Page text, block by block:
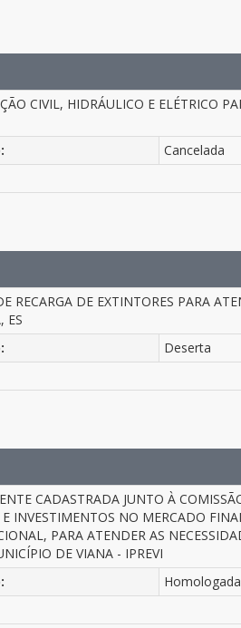
CIVIL, HIDRÁULICO E ELÉTRICO
Cancelada
RECARGA DE EXTINTORES PARA
ES
Deserta
CADASTRADA JUNTO À
INVESTIMENTOS NO MERCADO
PARA ATENDER AS
DE VIANA - IPREVI
Homologada